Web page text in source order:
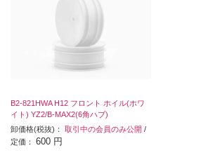
B2-821HWA H12 フロント ホイル(ホワ
イト) YZ2/B-MAX2(6角ハブ)
卸価格(税抜)： 取引中の会員のみ公開 /
定価： 600 円